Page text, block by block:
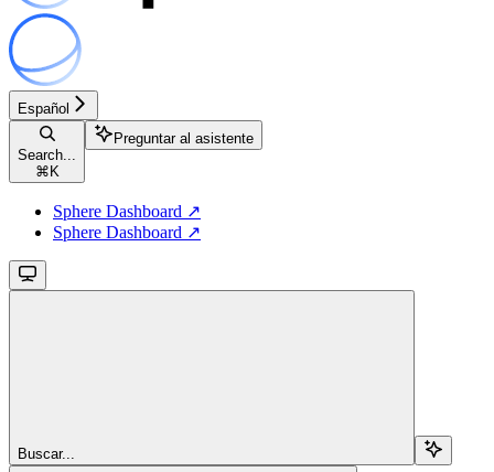
Español
Search...
⌘ K
Preguntar al asistente
Sphere Dashboard ↗
Sphere Dashboard ↗
Buscar...